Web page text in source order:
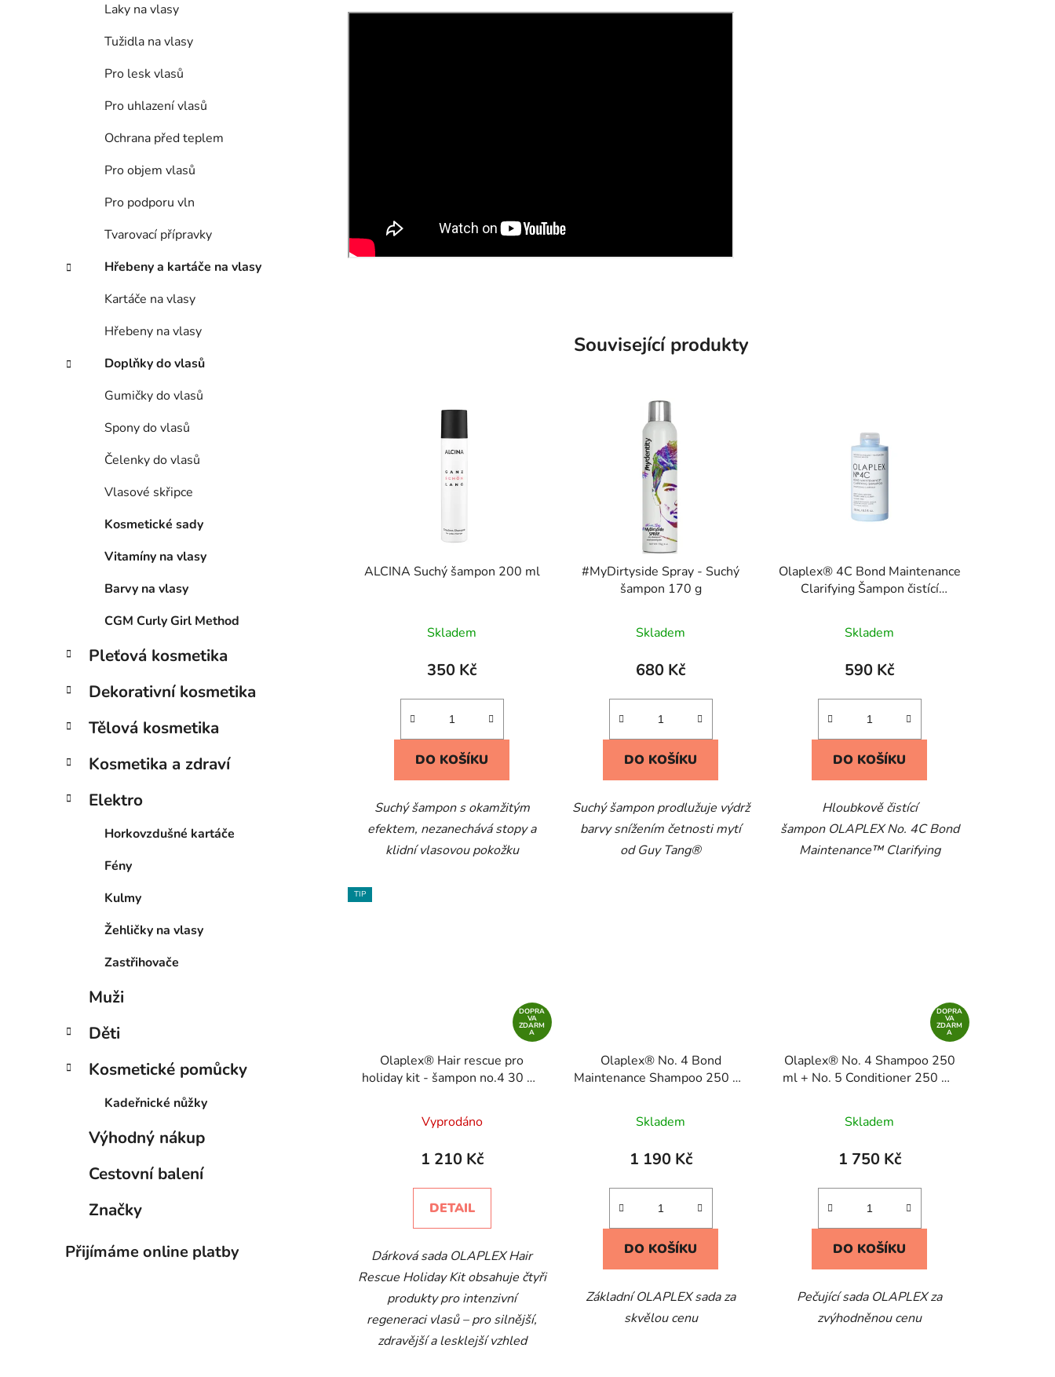
Laky na vlasy
Tužidla na vlasy
Pro lesk vlasů
Pro uhlazení vlasů
Ochrana před teplem
Pro objem vlasů
Pro podporu vln
Tvarovací přípravky
Hřebeny a kartáče na vlasy
Kartáče na vlasy
Hřebeny na vlasy
Doplňky do vlasů
Gumičky do vlasů
Spony do vlasů
Čelenky do vlasů
Vlasové skřipce
Kosmetické sady
Vitamíny na vlasy
Barvy na vlasy
CGM Curly Girl Method
Pleťová kosmetika
Dekorativní kosmetika
Tělová kosmetika
Kosmetika a zdraví
Elektro
Horkovzdušné kartáče
Fény
Kulmy
Žehličky na vlasy
Zastřihovače
Muži
Děti
Kosmetické pomůcky
Kadeřnické nůžky
Výhodný nákup
Cestovní balení
Značky
Přijímáme online platby
Související produkty
ALCINA Suchý šampon 200 ml
Skladem
350 Kč
DO KOŠÍKU
Suchý šampon s okamžitým
efektem, nezanechává stopy a
klidní vlasovou pokožku
#MyDirtyside Spray - Suchý
šampon 170 g
Skladem
680 Kč
DO KOŠÍKU
Suchý šampon prodlužuje výdrž
barvy snížením četnosti mytí
od Guy Tang®
Olaplex® 4C Bond Maintenance
Clarifying Šampon čistící
Skladem
590 Kč
DO KOŠÍKU
Hloubkově čistící
šampon OLAPLEX No. 4C Bond
Maintenance™ Clarifying
TIP
DOPRA
VA
ZDARM
A
Olaplex® Hair rescue pro
holiday kit - šampon no.4 30 ml
péče no. 3 100 ml + hloubková
péče no. 0 155 ml dárková sada
Vyprodáno
1 210 Kč
DETAIL
Dárková sada OLAPLEX Hair
Rescue Holiday Kit obsahuje čtyři
produkty pro intenzivní
regeneraci vlasů – pro silnější,
zdravější a lesklejší vzhled
Olaplex® No. 4 Bond
Maintenance Shampoo 250 ml
Conditioner 250 ml
Skladem
1 190 Kč
DO KOŠÍKU
Základní OLAPLEX sada za
skvělou cenu
DOPRA
VA
ZDARM
A
Olaplex® No. 4 Shampoo 250
ml + No. 5 Conditioner 250 ml
Skladem
1 750 Kč
DO KOŠÍKU
Pečující sada OLAPLEX za
zvýhodněnou cenu